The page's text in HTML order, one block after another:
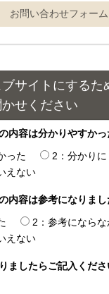
サイトにするた
せください
内容は分かりやすかっ
った
2：分かり
えない
内容は参考になりまし
2：参考にならな
えない
ましたらご記入くだ